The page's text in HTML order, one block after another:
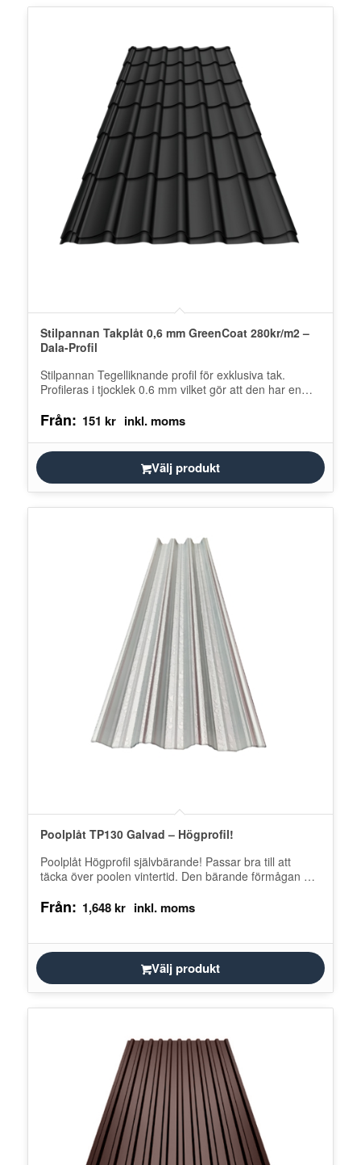
Stilpannan Takplåt 0,6 mm GreenCoat 280kr/m2 –
Dala-Profil
Stilpannan Tegelliknande profil för exklusiva tak.
Profileras i tjocklek 0.6 mm vilket gör att den har en
Från: 151 kr
Välj produkt
Poolplåt TP130 Galvad – Högprofil!
Poolplåt Högprofil självbärande! Passar bra till att
täcka över poolen vintertid. Den bärande förmågan på
Från: 1,648kr
Välj produkt